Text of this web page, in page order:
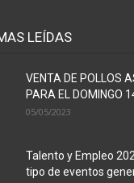
LEÍDAS
VENTA DE POLLOS
PARA EL DOMINGO
05/05/2023
Talento y Empleo
tipo de eventos